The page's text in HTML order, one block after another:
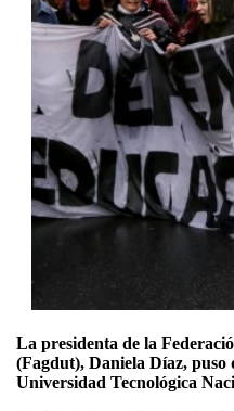
La presidenta de la
(Fagdut), Daniela Díaz, puso
Universidad Tecnológica